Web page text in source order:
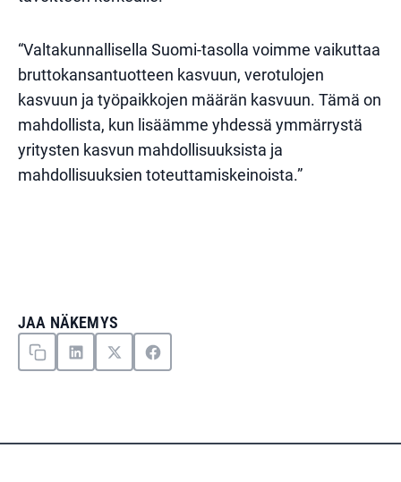
“Valtakunnallisella Suomi-tasolla voimme vaikuttaa
bruttokansantuotteen kasvuun, verotulojen
kasvuun ja työpaikkojen määrän kasvuun. Tämä on
mahdollista, kun lisäämme yhdessä ymmärrystä
yritysten kasvun mahdollisuuksista ja
mahdollisuuksien toteuttamiskeinoista.”
JAA NÄKEMYS